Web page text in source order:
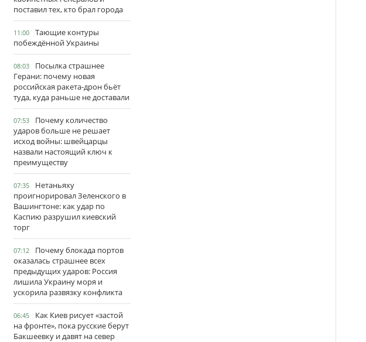
поставил тех, кто брал города
11:00
Тающие контуры
побеждённой Украины
08:03
Посылка страшнее
Герани: почему новая
российская ракета-дрон бьёт
туда, куда раньше не доставали
07:53
Почему количество
ударов больше не решает
исход войны: швейцарцы
назвали настоящий ключ к
преимуществу
07:35
Нетаньяху
проигнорировал Зеленского в
Вашингтоне: как удар по
Каспию разрушил киевский
торг
07:12
Почему блокада портов
оказалась страшнее всех
предыдущих ударов: Россия
лишила Украину моря и
ускорила развязку конфликта
06:45
Как Киев рисует «застой
на фронте», пока русские берут
Бакшеевку и давят на север